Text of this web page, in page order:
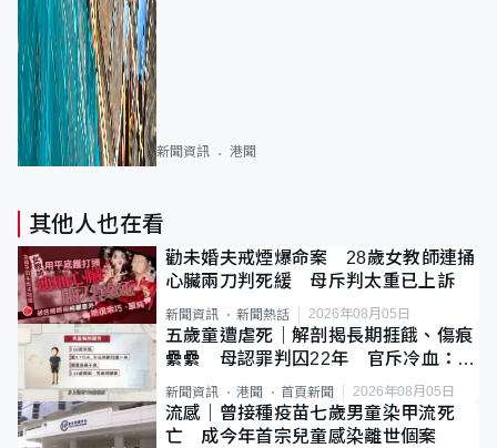
新聞資訊 港聞
其他人也在看
勸未婚夫戒煙爆命案 28歲女教師連捅
心臟兩刀判死緩 母斥判太重已上訴
新聞資訊 新聞熱話 2026年08月05日
五歲童遭虐死｜解剖揭長期捱餓、傷痕
纍纍 母認罪判囚22年 官斥冷血：同
類案最惡劣
新聞資訊 港聞 首頁新聞 2026年08月05日
流感｜曾接種疫苗七歲男童染甲流死
亡 成今年首宗兒童感染離世個案